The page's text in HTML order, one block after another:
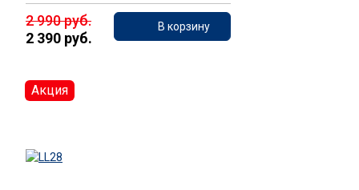
2 990 руб.
2 390 руб.
В корзину
Акция